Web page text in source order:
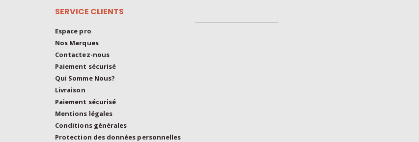
SERVICE CLIENTS
Espace pro
Nos Marques
Contactez-nous
Paiement sécurisé
Qui Somme Nous?
Livraison
Paiement sécurisé
Mentions légales
Conditions générales
Protection des données personnelles